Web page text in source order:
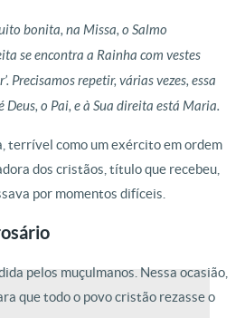
bonita, na Missa, o Salmo
se encontra a Rainha com vestes
Precisamos repetir, várias vezes, essa
Deus, o Pai, e à Sua direita está Maria.
terrível como um exército em ordem
dos cristãos, título que recebeu,
por momentos difíceis.
pelos muçulmanos. Nessa ocasião,
que todo o povo cristão rezasse o